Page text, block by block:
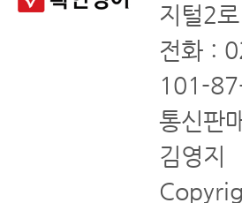
지털2
전화 :
101-
통신판
김영지